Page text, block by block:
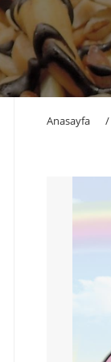
Anasayfa /